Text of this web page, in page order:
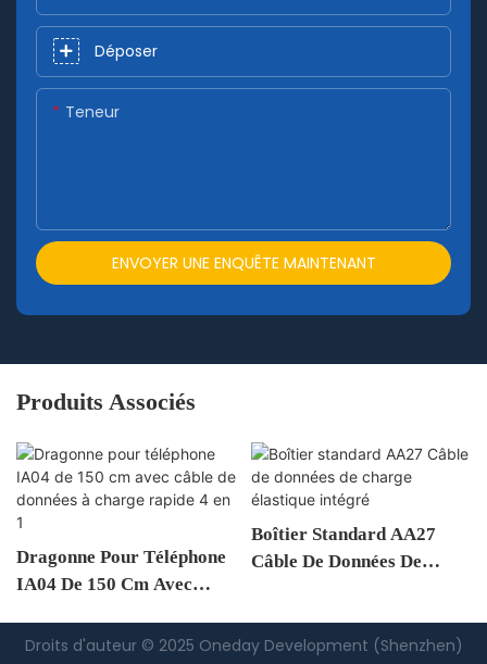
Déposer
Teneur
ENVOYER UNE ENQUÊTE MAINTENANT
Produits Associés
Dragonne Pour Téléphone
IA04 De 150 Cm Avec
Charge Rapide 4 En 1
Boîtier Standard AA27
Câble De Données De
Droits d'auteur © 2025 Oneday Development (Shenzhen)